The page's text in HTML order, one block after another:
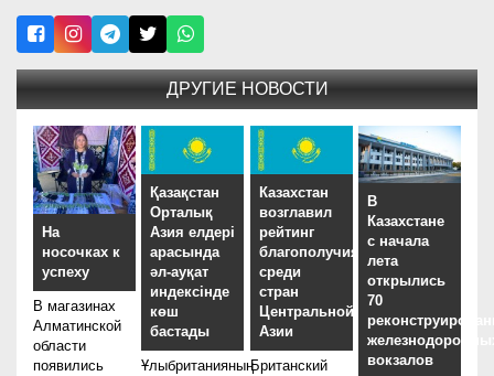
ДРУГИЕ НОВОСТИ
На
носочках к
успеху
В магазинах
Алматинской
области
появились
Қазақстан
Орталық
Азия елдері
арасында
әл-ауқат
индексінде
көш
бастады
Ұлыбританияның
Казахстан
возглавил
рейтинг
благополучия
среди
стран
Центральной
Азии
Британский
В
Казахстане
с начала
лета
открылись
70
вокзалов